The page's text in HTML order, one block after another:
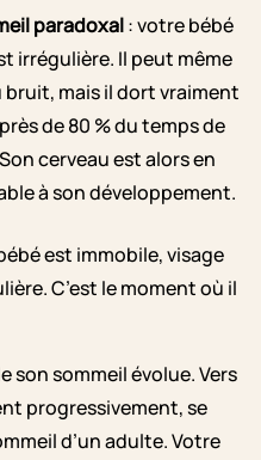
paradoxal: votre bébé
irrégulière. Il peut même
mais il dort vraiment
de 80 % du temps de
cerveau est alors en
à son développement.
est immobile, visage
C’est le moment où il
son sommeil évolue. Vers
progressivement, se
d’un adulte. Votre